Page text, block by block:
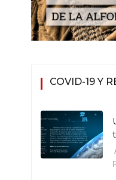
COVID-19 Y